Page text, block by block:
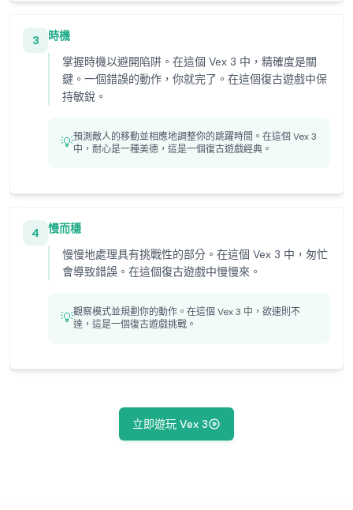
3
時機
掌握時機以避開陷阱。在這個 Vex 3 中，精確度是關
鍵。一個錯誤的動作，你就完了。在這個復古遊戲中保
持敏銳。
💡預測敵人的移動並相應地調整你的跳躍時間。在這個 Vex 3
中，耐心是一種美德，這是一個復古遊戲經典。
4
慢而穩
慢慢地處理具有挑戰性的部分。在這個 Vex 3 中，匆忙
會導致錯誤。在這個復古遊戲中慢慢來。
💡觀察模式並規劃你的動作。在這個 Vex 3 中，欲速則不
達，這是一個復古遊戲挑戰。
立即遊玩 Vex 3